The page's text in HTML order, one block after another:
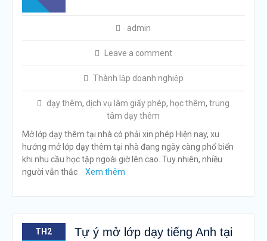
admin
Leave a comment
Thành lập doanh nghiệp
dạy thêm, dịch vụ làm giấy phép, học thêm,trung
tâm dạy thêm
Mở lớp dạy thêm tại nhà có phải xin phép Hiện nay, xu
hướng mở lớp dạy thêm tại nhà đang ngày càng phổ biến
khi nhu cầu học tập ngoài giờ lên cao. Tuy nhiên, nhiều
người vẫn thắc
Xem thêm
TH2
Tự ý mở lớp dạy tiếng Anh tại